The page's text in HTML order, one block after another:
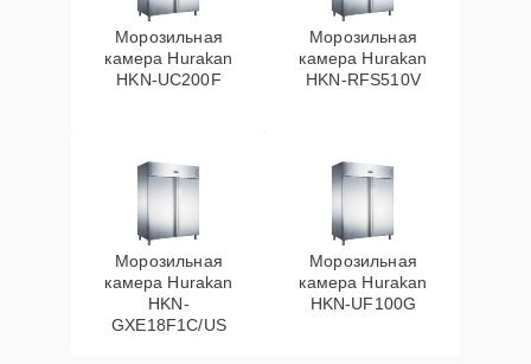
Морозильная
камера Hurakan
HKN-UC200F
Морозильная
камера Hurakan
HKN-RFS510V
Морозильная
камера Hurakan
HKN-
GXE18F1C/US
Морозильная
камера Hurakan
HKN-UF100G